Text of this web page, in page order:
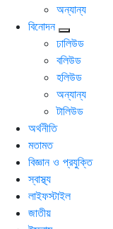
অন্যান্য
বিনোদন
ঢালিউড
বলিউড
হলিউড
অন্যান্য
টালিউড
অর্থনীতি
মতামত
বিজ্ঞান ও প্রযুক্তি
স্বাস্থ্য
লাইফস্টাইল
জাতীয়